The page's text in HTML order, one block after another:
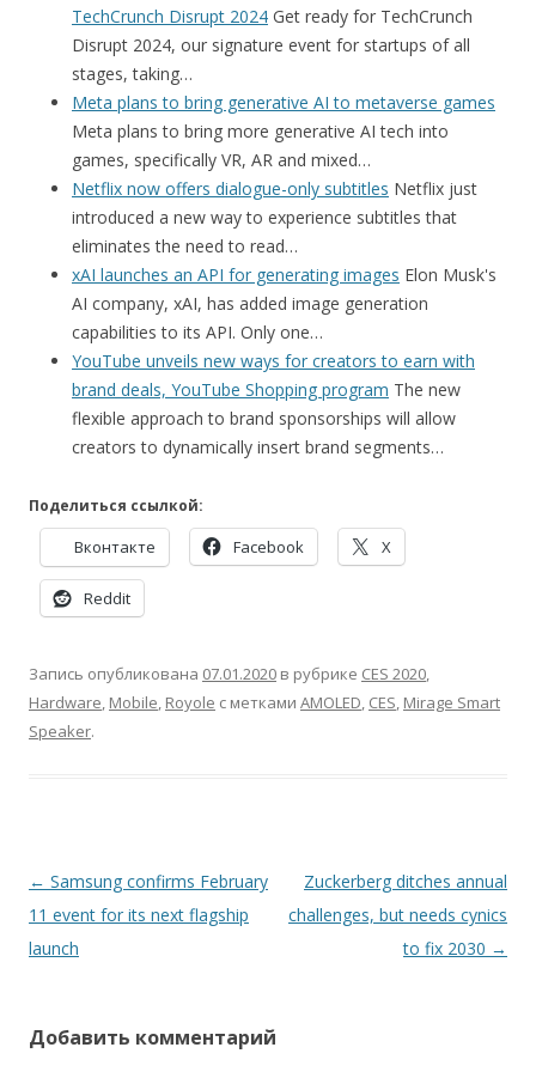
TechCrunch Disrupt 2024 Get ready for TechCrunch
Disrupt 2024, our signature event for startups of all
stages, taking…
Meta plans to bring generative AI to metaverse games
Meta plans to bring more generative AI tech into
games, specifically VR, AR and mixed…
Netflix now offers dialogue-only subtitles Netflix just
introduced a new way to experience subtitles that
eliminates the need to read…
xAI launches an API for generating images Elon Musk's
AI company, xAI, has added image generation
capabilities to its API. Only one…
YouTube unveils new ways for creators to earn with
brand deals, YouTube Shopping program The new
flexible approach to brand sponsorships will allow
creators to dynamically insert brand segments…
Поделиться ссылкой:
Вконтакте Facebook X
Reddit
Запись опубликована 07.01.2020 в рубрике CES 2020,
Hardware, Mobile, Royole с метками AMOLED, CES, Mirage Smart
Speaker.
Навигация
по
записям
← Samsung confirms February
11 event for its next flagship
launch
Zuckerberg ditches annual
challenges, but needs cynics
to fix 2030 →
Добавить комментарий